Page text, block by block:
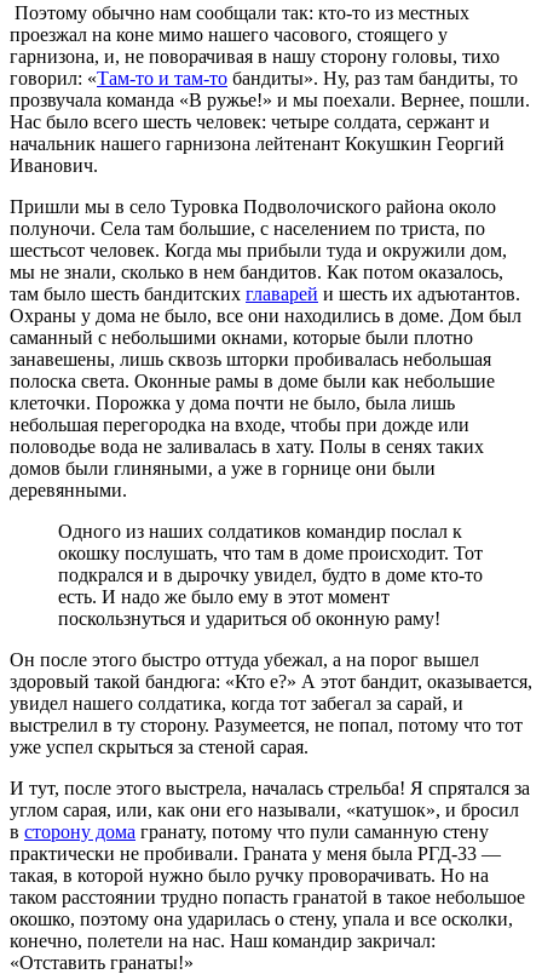
Поэтому обычно нам сообщали так: кто-то из местных
проезжал на коне мимо нашего часового, стоящего у
гарнизона, и, не поворачивая в нашу сторону головы, тихо
говорил: «Там-то и там-то бандиты». Ну, раз там бандиты, то
прозвучала команда «В ружье!» и мы поехали. Вернее, пошли.
Нас было всего шесть человек: четыре солдата, сержант и
начальник нашего гарнизона лейтенант Кокушкин Георгий
Иванович.
Пришли мы в село Туровка Подволочиского района около
полуночи. Села там большие, с населением по триста, по
шестьсот человек. Когда мы прибыли туда и окружили дом,
мы не знали, сколько в нем бандитов. Как потом оказалось,
там было шесть бандитских главарей и шесть их адъютантов.
Охраны у дома не было, все они находились в доме. Дом был
саманный с небольшими окнами, которые были плотно
занавешены, лишь сквозь шторки пробивалась небольшая
полоска света. Оконные рамы в доме были как небольшие
клеточки. Порожка у дома почти не было, была лишь
небольшая перегородка на входе, чтобы при дожде или
половодье вода не заливалась в хату. Полы в сенях таких
домов были глиняными, а уже в горнице они были
деревянными.
Одного из наших солдатиков командир послал к
окошку послушать, что там в доме происходит. Тот
подкрался и в дырочку увидел, будто в доме кто-то
есть. И надо же было ему в этот момент
поскользнуться и удариться об оконную раму!
Он после этого быстро оттуда убежал, а на порог вышел
здоровый такой бандюга: «Кто е?» А этот бандит, оказывается,
увидел нашего солдатика, когда тот забегал за сарай, и
выстрелил в ту сторону. Разумеется, не попал, потому что тот
уже успел скрыться за стеной сарая.
И тут, после этого выстрела, началась стрельба! Я спрятался за
углом сарая, или, как они его называли, «катушок», и бросил
в сторону дома гранату, потому что пули саманную стену
практически не пробивали. Граната у меня была РГД-33 —
такая, в которой нужно было ручку проворачивать. Но на
таком расстоянии трудно попасть гранатой в такое небольшое
окошко, поэтому она ударилась о стену, упала и все осколки,
конечно, полетели на нас. Наш командир закричал:
«Отставить гранаты!»